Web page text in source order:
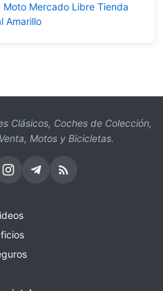
Moto Mercado Libre Tienda
Amarillo
Clásicos, Coches de Colección,
Motos y Bicicletas.